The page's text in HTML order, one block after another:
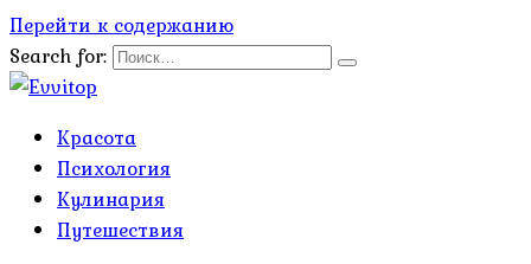
Перейти к содержанию
Search for:
Красота
Психология
Кулинария
Путешествия